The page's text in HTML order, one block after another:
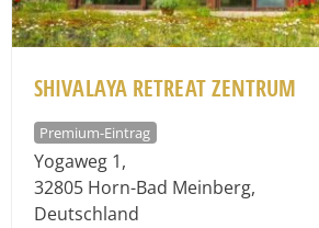
SHIVALAYA RETREAT ZENTRUM
Premium-Eintrag
Yogaweg 1,
32805 Horn-Bad Meinberg,
Deutschland